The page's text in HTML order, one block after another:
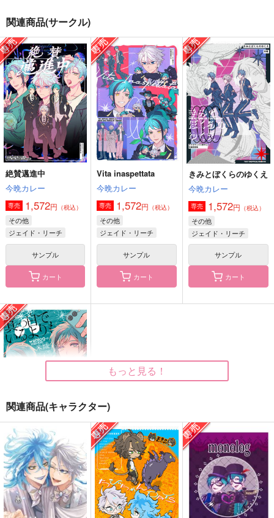
絶賛邁進中
今晩カレー
1,572円（税込）
ジェイド・リーチ
サンプル
作品詳細
今日という日の花を摘
め
aice
2,357円（税込）
アズール・アーシェング
ロット
サンプル
作品詳細
オクタヴィネル寮長は
当然忙しい
ナキガオ
787円（税込）
アズール・アーシェング
ロット
サンプル
作品詳細
いつか必ず死ぬことを
忘れるな
aice
アズール・アーシェング
サンプル
作品詳細
787円（税込）
アズール・アーシェング
ロット
サンプル
作品詳細
子
2,357円
サンプル
作品詳細
関連商品(サークル)
絶賛邁進中
今晩カレー
専売 1,572円 （税込）
その他
ジェイド・リーチ
フロイド・リーチ
サンプル
カート
Vita inaspettata
今晩カレー
専売 1,572円 （税込）
その他
ジェイド・リーチ
フロイド・リーチ
サンプル
カート
きみとぼくらのゆくえ
今晩カレー
専売 1,572円 （税込）
その他
ジェイド・リーチ
フロイド・リーチ
サンプル
カート
真っ白でいるよりも
今晩カレー
専売 1,572 円（税込）
その他
ジェイド・リーチ
アズール・アーシェングロット
もっと見る！
関連商品(キャラクター)